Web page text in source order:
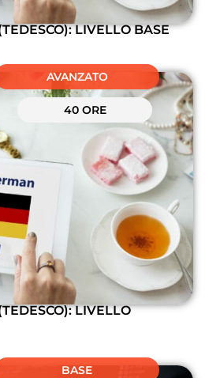
LIVELLO BASE
AVANZATO
40 ORE
LIVELLO
BASE